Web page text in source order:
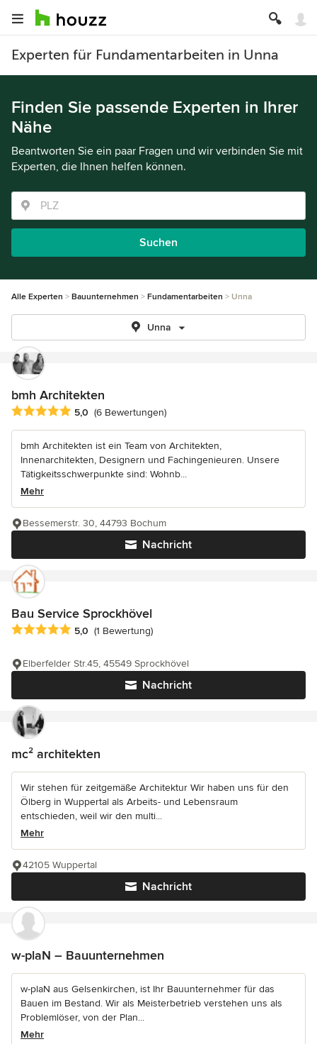
Experten für Fundamentarbeiten in Unna
Finden Sie passende Experten in Ihrer
Nähe
Beantworten Sie ein paar Fragen und wir verbinden Sie mit
Experten, die Ihnen helfen können.
Suchen
Alle Experten Bauunternehmen Fundamentarbeiten Unna
Unna
bmh Architekten
Durchschnittliche Bewertung: 5 von 5 Sternen
5,0 (6 Bewertungen)
bmh Architekten ist ein Team von Architekten,
Innenarchitekten, Designern und Fachingenieuren. Unsere
Tätigkeitsschwerpunkte sind: Wohnb...
Mehr
Nachricht
Bessemerstr. 30, 44793 Bochum
Bau Service Sprockhövel
Durchschnittliche Bewertung: 5 von 5 Sternen
5,0 (1 Bewertung)
Nachricht
Elberfelder Str.45, 45549 Sprockhövel
mc² architekten
Wir stehen für zeitgemäße Architektur Wir haben uns für den
Ölberg in Wuppertal als Arbeits- und Lebensraum
entschieden, weil wir den multi...
Mehr
Nachricht
42105 Wuppertal
w-plaN – Bauunternehmen
w-plaN aus Gelsenkirchen, ist Ihr Bauunternehmer für das
Bauen im Bestand. Wir als Meisterbetrieb verstehen uns als
Problemlöser, von der Plan...
Mehr